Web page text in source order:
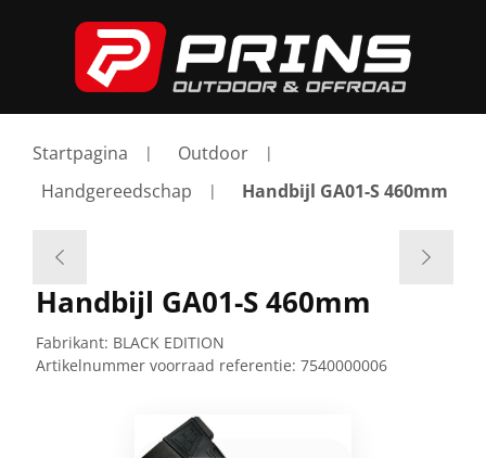
Startpagina
Outdoor
Handgereedschap
Handbijl GA01-S 460mm
Handbijl GA01-S 460mm
Fabrikant: BLACK EDITION
Artikelnummer voorraad referentie: 7540000006